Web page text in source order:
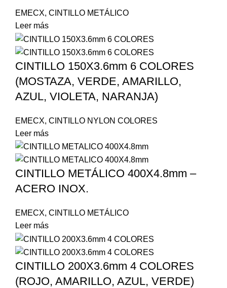
EMECX, CINTILLO METÁLICO
Leer más
CINTILLO 150X3.6mm 6 COLORES
(MOSTAZA, VERDE, AMARILLO,
AZUL, VIOLETA, NARANJA)
EMECX, CINTILLO NYLON COLORES
Leer más
CINTILLO METÁLICO 400X4.8mm –
ACERO INOX.
EMECX, CINTILLO METÁLICO
Leer más
CINTILLO 200X3.6mm 4 COLORES
(ROJO, AMARILLO, AZUL, VERDE)